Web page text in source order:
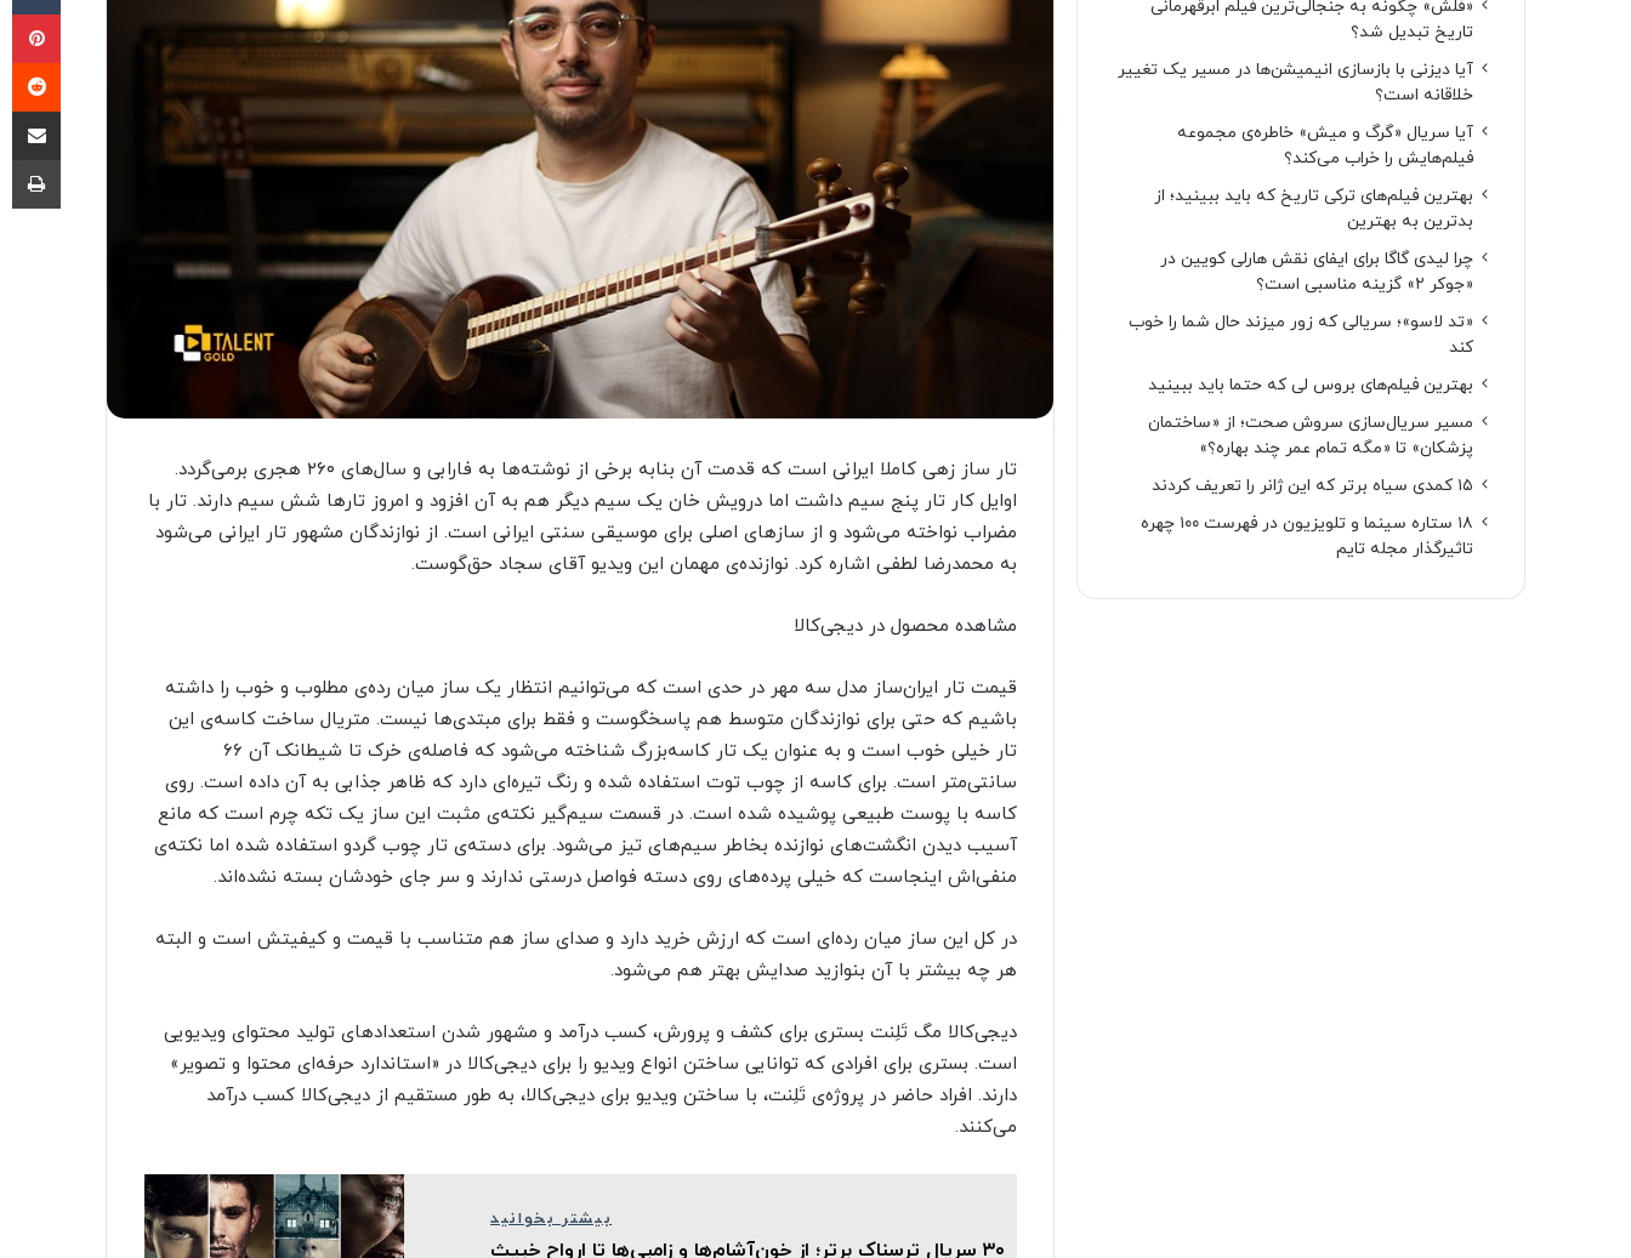
تار ساز زهی کاملا ایرانی است که قدمت آن بنابه برخی از نوشته‌ها به فارابی و سال‌های ۲۶۰ هجری برمی‌گردد.
اوایل کار تار پنج سیم داشت اما درویش خان یک سیم دیگر هم به آن افزود و امروز تارها شش سیم دارند. تار با
مضراب نواخته می‌شود و از سازهای اصلی برای موسیقی سنتی ایرانی است. از نوازندگان مشهور تار ایرانی می‌شود
به محمدرضا لطفی اشاره کرد. نوازنده‌ی مهمان این ویدیو آقای سجاد حق‌گوست.
مشاهده محصول در دیجی‌کالا
قیمت تار ایران‌ساز مدل سه مهر در حدی است که می‌توانیم انتظار یک ساز میان رده‌ی مطلوب و خوب را داشته
باشیم که حتی برای نوازندگان متوسط هم پاسخگوست و فقط برای مبتدی‌ها نیست. متریال ساخت کاسه‌ی این
تار خیلی خوب است و به عنوان یک تار کاسه‌بزرگ شناخته می‌شود که فاصله‌ی خرک تا شیطانک آن ۶۶
سانتی‌متر است. برای کاسه از چوب توت استفاده شده و رنگ تیره‌ای دارد که ظاهر جذابی به آن داده است. روی
کاسه با پوست طبیعی پوشیده شده است. در قسمت سیم‌گیر نکته‌ی مثبت این ساز یک تکه چرم است که مانع
آسیب دیدن انگشت‌های نوازنده بخاطر سیم‌های تیز می‌شود. برای دسته‌ی تار چوب گردو استفاده شده اما نکته‌ی
منفی‌اش اینجاست که خیلی پرده‌های روی دسته فواصل درستی ندارند و سر جای خودشان بسته نشده‌اند.
در کل این ساز میان رده‌ای است که ارزش خرید دارد و صدای ساز هم متناسب با قیمت و کیفیتش است و البته
هر چه بیشتر با آن بنوازید صدایش بهتر هم می‌شود.
دیجی‌کالا مگ تَلِنت بستری برای کشف و پرورش، کسب درآمد و مشهور شدن استعدادهای تولید محتوای ویدیویی
است. بستری برای افرادی که توانایی ساختن انواع ویدیو را برای دیجی‌کالا در «استاندارد حرفه‌ای محتوا و تصویر»
دارند. افراد حاضر در پروژه‌ی تَلِنت، با ساختن ویدیو برای دیجی‌کالا، به طور مستقیم از دیجی‌کالا کسب درآمد
می‌کنند.
بیشتر بخوانید
۳۰ سریال ترسناک برتر؛ از خون‌آشام‌ها و زامبی‌ها تا ارواح خبیث
«فلش» چگونه به جنجالی‌ترین فیلم ابرقهرمانی
تاریخ تبدیل شد؟
آیا دیزنی با بازسازی انیمیشن‌ها در مسیر یک تغییر
خلاقانه است؟
آیا سریال «گرگ و میش» خاطره‌ی مجموعه‌
فیلم‌هایش را خراب می‌کند؟
بهترین فیلم‌های ترکی تاریخ که باید ببینید؛ از
بدترین به بهترین
چرا لیدی گاگا برای ایفای نقش هارلی کویین در
«جوکر ۲» گزینه مناسبی است؟
«تد لاسو»؛ سریالی که زور میزند حال شما را خوب
کند
بهترین فیلم‌های بروس لی که حتما باید ببینید
مسیر سریال‌سازی سروش صحت؛ از «ساختمان
پزشکان» تا «مگه تمام عمر چند بهاره؟»
۱۵ کمدی سیاه برتر که این ژانر را تعریف کردند
۱۸ ستاره‌ سینما و تلویزیون در فهرست ۱۰۰ چهره
تاثیرگذار مجله تایم